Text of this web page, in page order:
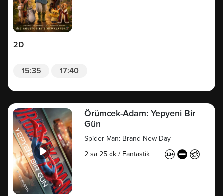
2D
15:35 17:40
Örümcek-Adam: Yepyeni Bir
Gün
Spider-Man: Brand New Day
2 sa 25 dk / Fantastik